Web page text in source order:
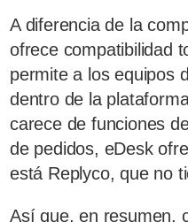
A diferencia de la
ofrece compatibilidad
permite a los equipos
dentro de la
carece de funciones
de pedidos, eDesk
está Replyco, que no
Así que, en resumen,